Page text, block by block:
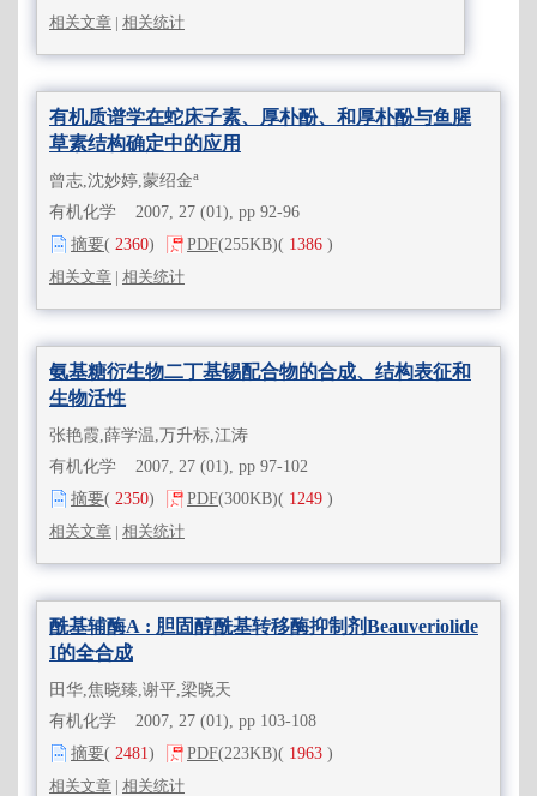
相关文章 | 相关统计
有机质谱学在蛇床子素、厚朴酚、和厚朴酚与鱼腥
草素结构确定中的应用
曾志,沈妙婷,蒙绍金a
有机化学 2007, 27 (01), pp 92-96
摘要( 2360) PDF(255KB)( 1386 )
相关文章 | 相关统计
氨基糖衍生物二丁基锡配合物的合成、结构表征和
生物活性
张艳霞,薛学温,万升标,江涛
有机化学 2007, 27 (01), pp 97-102
摘要( 2350) PDF(300KB)( 1249 )
相关文章 | 相关统计
酰基辅酶A : 胆固醇酰基转移酶抑制剂Beauveriolide
I的全合成
田华,焦晓臻,谢平,梁晓天
有机化学 2007, 27 (01), pp 103-108
摘要( 2481) PDF(223KB)( 1963 )
相关文章 | 相关统计